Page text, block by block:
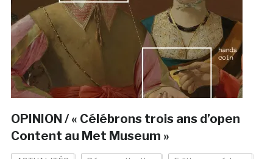
OPINION / « Célébrons trois ans d’open
Content au Met Museum »